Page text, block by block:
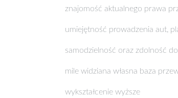
znajomość aktualnego prawa
umiejętność prowadzenia aut,
samodzielność oraz zdolność
mile widziana własna baza
wykształcenie wyższe